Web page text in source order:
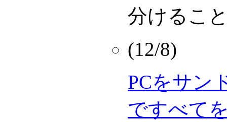
分けるこ
(12/8)
PCをサン
ですべて